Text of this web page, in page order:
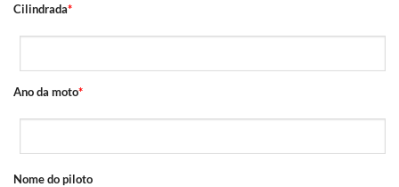
Cilindrada*
Ano da moto*
Nome do piloto